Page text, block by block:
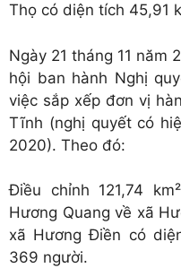
Thọ có diện tích 45,91
Ngày 21 tháng 11 năm
hội ban hành Nghị
việc sắp xếp đơn vị
Tĩnh (nghị quyết có
2020). Theo đó:
Điều chỉnh 121,74
Hương Quang về xã
xã Hương Điền có
369 người.